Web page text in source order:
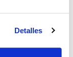
Detalles